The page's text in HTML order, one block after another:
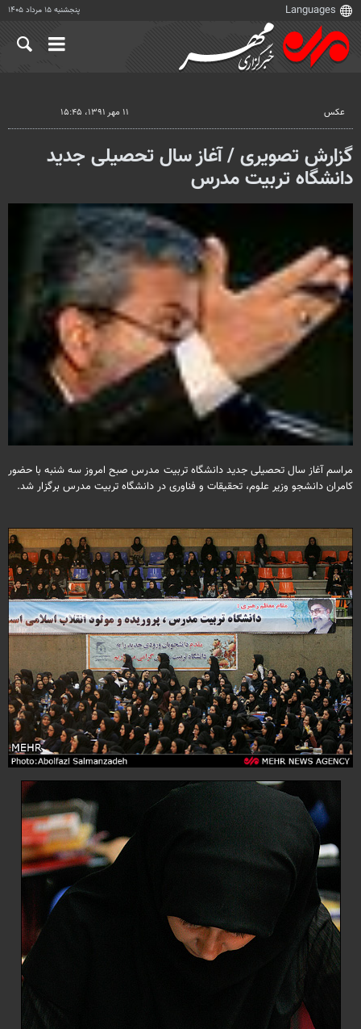
پنجشنبه ۱۵ مرداد ۱۴۰۵
عکس ۱۱ مهر ۱۳۹۱، ۱۵:۴۵
گزارش تصویری / آغاز سال تحصیلی جدید
دانشگاه تربیت مدرس
مراسم آغاز سال تحصیلی جدید دانشگاه تربیت مدرس صبح امروز سه شنبه با حضور
کامران دانشجو وزیر علوم،‌ تحقیقات و فناوری در دانشگاه تربیت مدرس برگزار شد.